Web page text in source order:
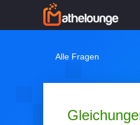
Alle Fragen